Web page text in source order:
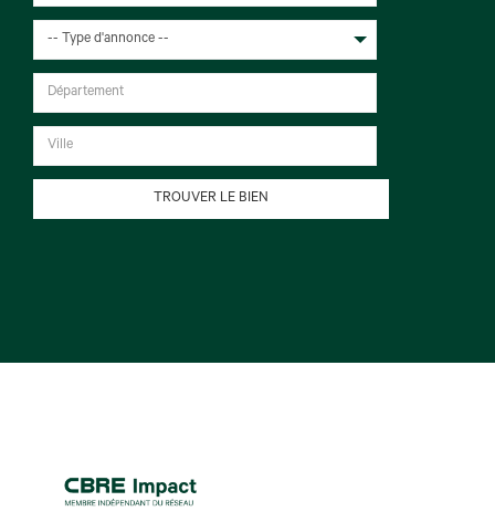
-- Type d'annonce --
TROUVER LE BIEN